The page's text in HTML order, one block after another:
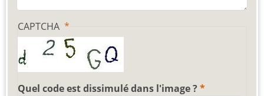
CAPTCHA
Quel code est dissimulé dans l'image ?